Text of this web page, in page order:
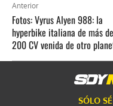
Anterior
Fotos: Vyrus Alyen 988: la
hyperbike italiana de más de
200 CV venida de otro
SÓLO